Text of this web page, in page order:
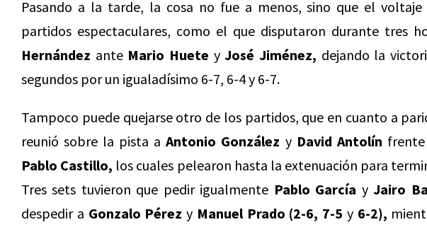
Pasando a la tarde, la cosa no fue a menos, sino que el
partidos espectaculares, como el que disputaron durante tres
Hernández ante Mario Huete yJosé Jiménez, dejando la
segundos por un igualadísimo 6-7, 6-4 y 6-7.
Tampoco puede quejarse otro de los partidos, que en cuanto a
reunió sobre la pista aAntonio González y David Antolín
Pablo Castillo, los cuales pelearon hasta la extenuación para
Tres sets tuvieron que pedir igualmente Pablo García yJairo
despedir a Gonzalo Pérez y Manuel Prado (2-6, 7-5 y 6-2),